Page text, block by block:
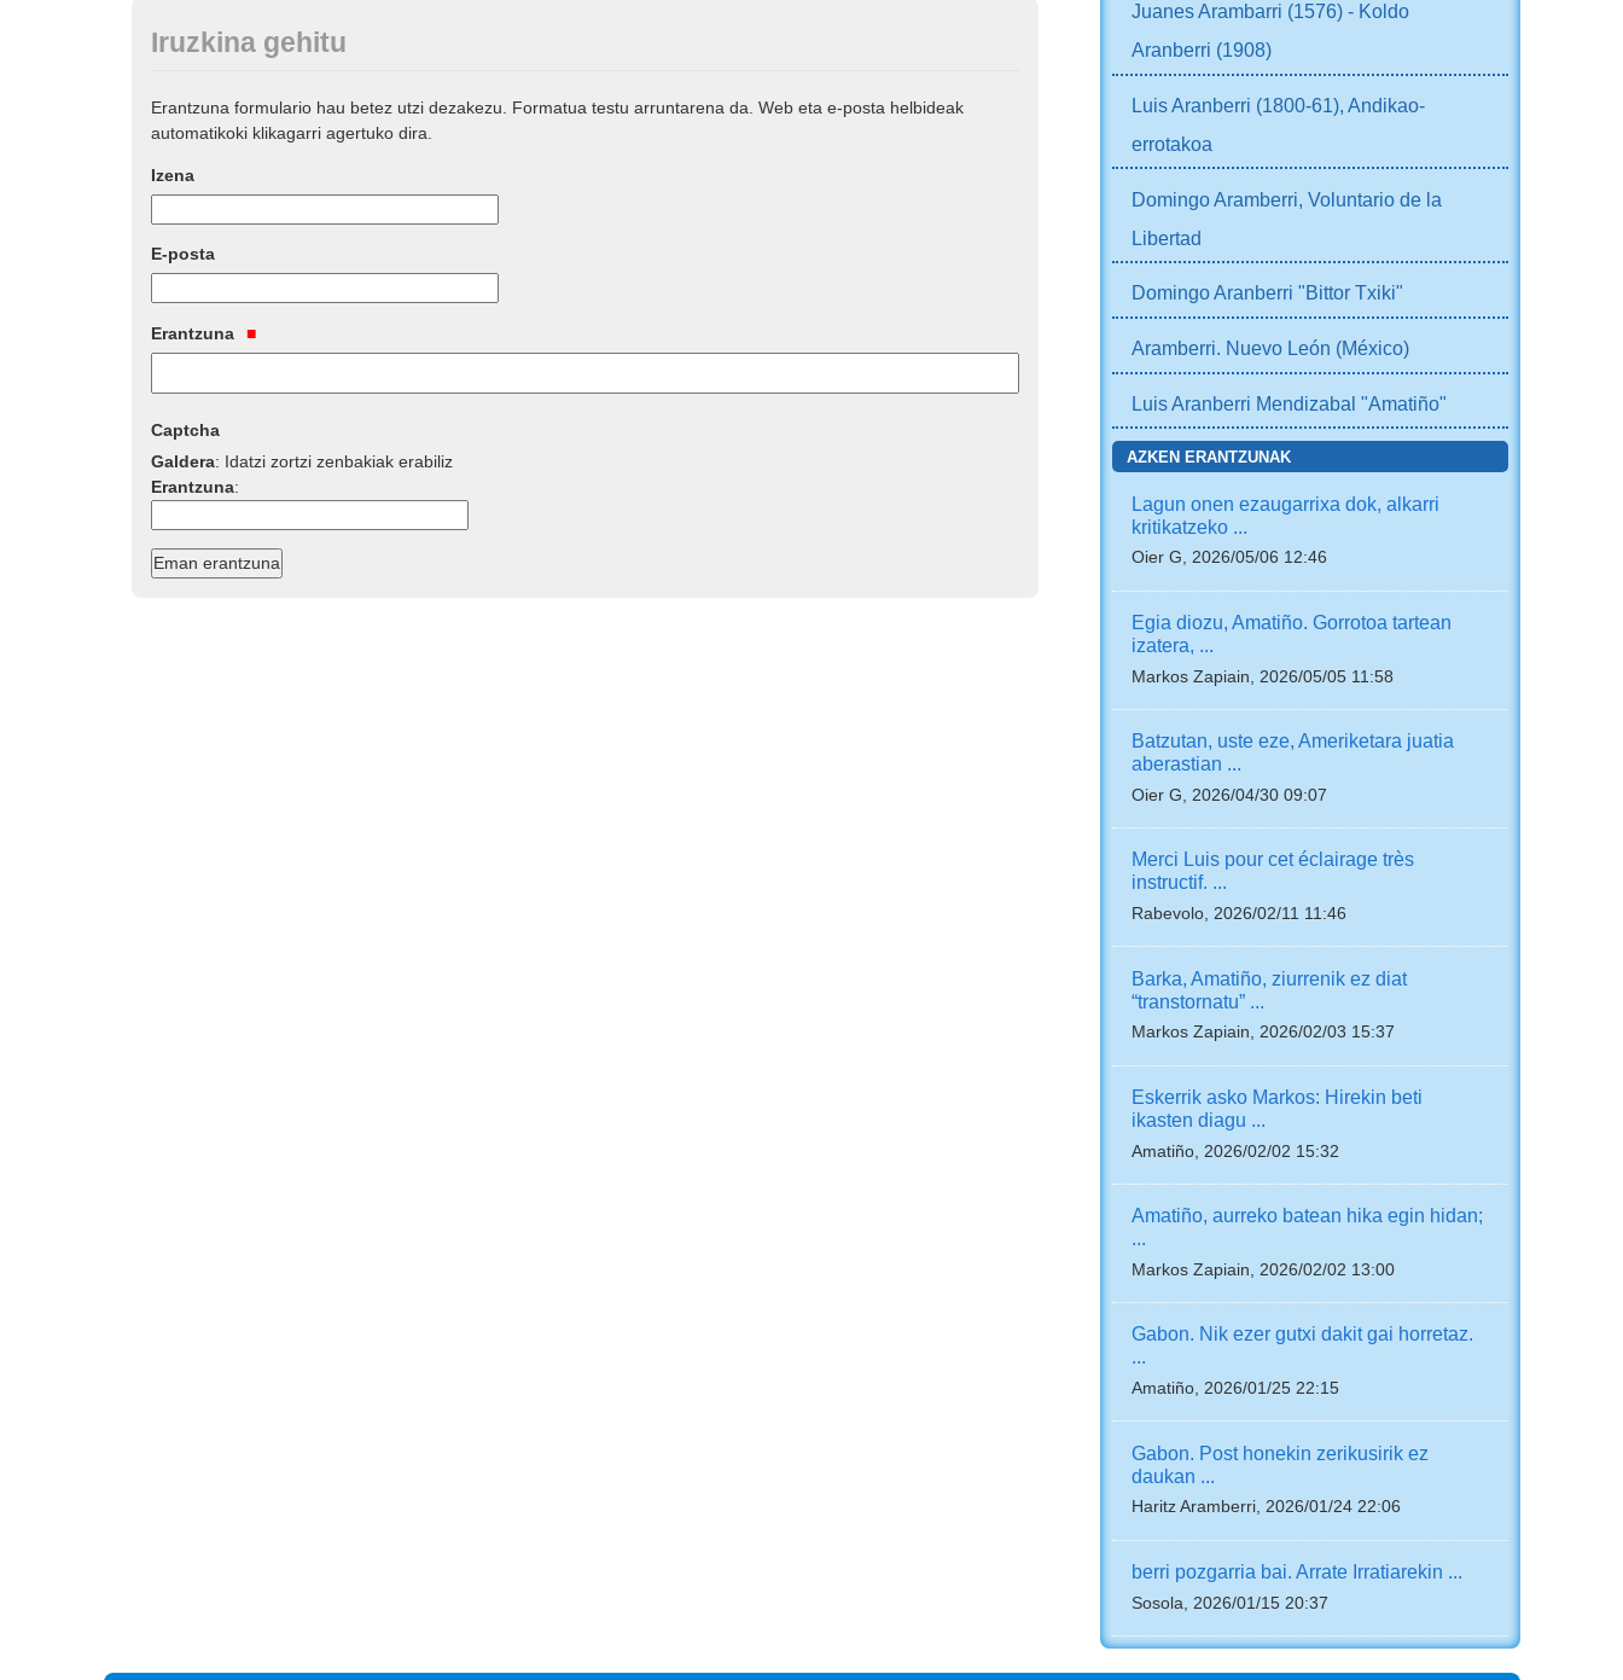
Iruzkina gehitu
Erantzuna formulario hau betez utzi dezakezu. Formatua testu arruntarena da. Web eta e-posta helbideak
automatikoki klikagarri agertuko dira.
Izena
E-posta
Erantzuna
Captcha
Galdera: Idatzi zortzi zenbakiak erabiliz
Erantzuna:
Juanes Arambarri (1576) - Koldo
Aranberri (1908)
Luis Aranberri (1800-61), Andikao-
errotakoa
Domingo Aramberri, Voluntario de la
Libertad
Domingo Aranberri "Bittor Txiki"
Aramberri. Nuevo León (México)
Luis Aranberri Mendizabal "Amatiño"
AZKEN ERANTZUNAK
Lagun onen ezaugarrixa dok, alkarri
kritikatzeko ...
Oier G, 2026/05/06 12:46
Egia diozu, Amatiño. Gorrotoa tartean
izatera, ...
Markos Zapiain, 2026/05/05 11:58
Batzutan, uste eze, Ameriketara juatia
aberastian ...
Oier G, 2026/04/30 09:07
Merci Luis pour cet éclairage très
instructif. ...
Rabevolo, 2026/02/11 11:46
Barka, Amatiño, ziurrenik ez diat
“transtornatu” ...
Markos Zapiain, 2026/02/03 15:37
Eskerrik asko Markos: Hirekin beti
ikasten diagu ...
Amatiño, 2026/02/02 15:32
Amatiño, aurreko batean hika egin hidan;
...
Markos Zapiain, 2026/02/02 13:00
Gabon. Nik ezer gutxi dakit gai horretaz.
...
Amatiño, 2026/01/25 22:15
Gabon. Post honekin zerikusirik ez
daukan ...
Haritz Aramberri, 2026/01/24 22:06
berri pozgarria bai. Arrate Irratiarekin ...
Sosola, 2026/01/15 20:37